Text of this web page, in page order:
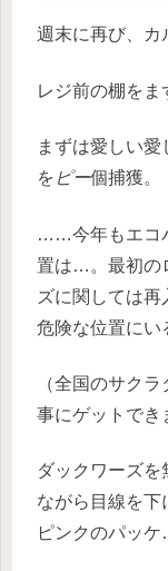
週末に再び、カ
レジ前の棚をま
まずは愛しい愛
を ピー個捕獲。
……今年もエコ
置は…。最初の
ズに関しては再
危険な位置にい
（全国のサク
事にゲットでき
ダックワーズを
ながら目線を下
ピンクのパッ